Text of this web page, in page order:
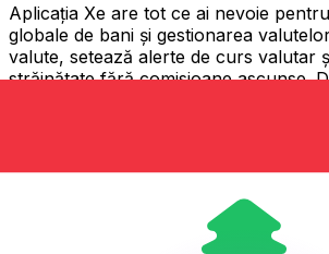
Aplicația Xe are tot ce ai nevoie
globale de bani și gestionarea
valute, setează alerte de curs valutar
străinătate fără comisioane ascunse.